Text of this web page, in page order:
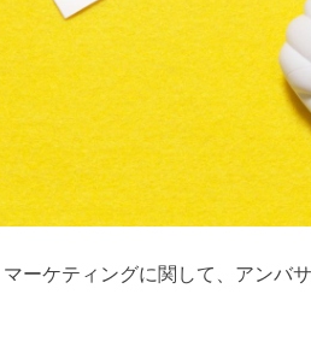
ーケティングに関して、アンバ